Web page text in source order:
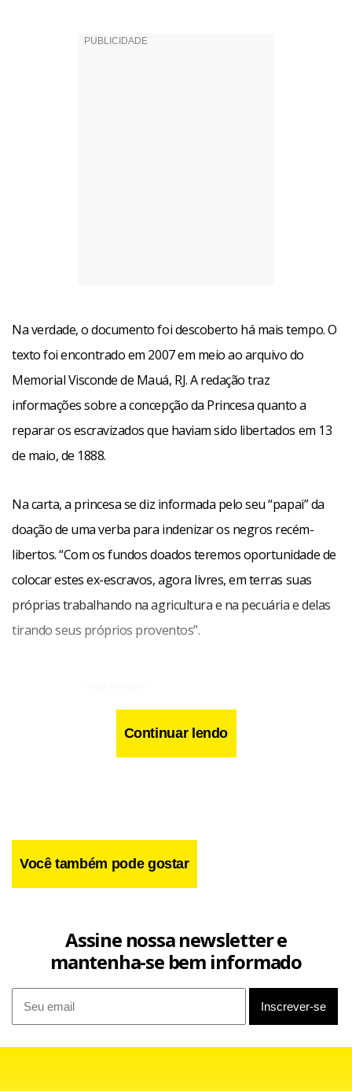
Na verdade, o documento foi descoberto há mais tempo. O
texto foi encontrado em 2007 em meio ao arquivo do
Memorial Visconde de Mauá, RJ. A redação traz
informações sobre a concepção da Princesa quanto a
reparar os escravizados que haviam sido libertados em 13
de maio, de 1888.
Na carta, a princesa se diz informada pelo seu “papai” da
doação de uma verba para indenizar os negros recém-
libertos. “Com os fundos doados teremos oportunidade de
colocar estes ex-escravos, agora livres, em terras suas
próprias trabalhando na agricultura e na pecuária e delas
tirando seus próprios proventos”.
escravocratas e os militares saibam deste nosso negócio,
pois seria o fim do atual governo e mesmo do Império e da
Continuar lendo
Você também pode gostar
Assine nossa newsletter e
mantenha-se bem informado